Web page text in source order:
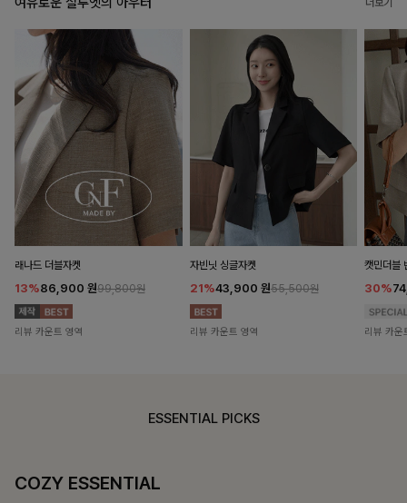
더보기
래나드 더블자켓
13%86,900 원99,800원
리뷰 카운트 영역
자빈닛 싱글자켓
21%43,900 원55,500원
리뷰 카운트 영역
캣민더블
30%
리뷰 카운
ESSENTIAL PICKS
COZY ESSENTIAL